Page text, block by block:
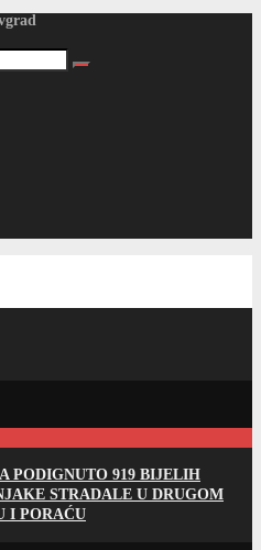
PODIGNUTO 919 BIJELIH
STRADALE U DRUGOM
I PORAĆU